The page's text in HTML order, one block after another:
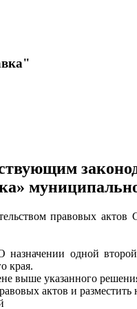
правовых
одной
края.
выше указанного
актов и